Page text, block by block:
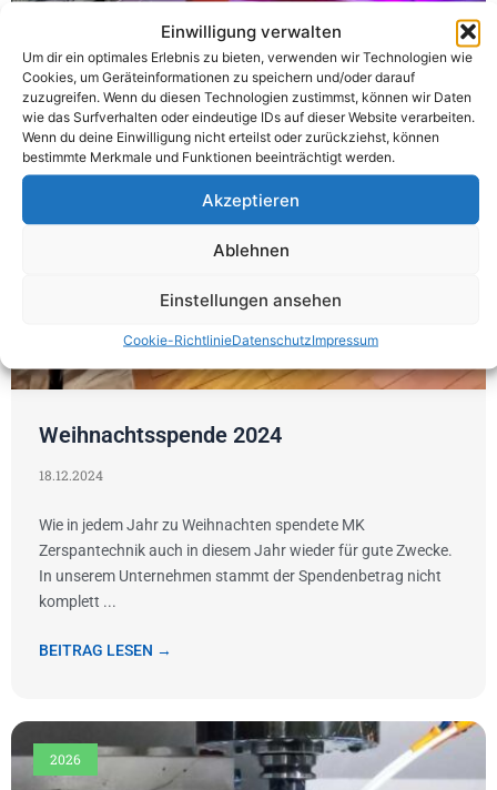
Einwilligung verwalten
Um dir ein optimales Erlebnis zu bieten, verwenden wir Technologien wie
Cookies, um Geräteinformationen zu speichern und/oder darauf
zuzugreifen. Wenn du diesen Technologien zustimmst, können wir Daten
wie das Surfverhalten oder eindeutige IDs auf dieser Website verarbeiten.
Wenn du deine Einwilligung nicht erteilst oder zurückziehst, können
bestimmte Merkmale und Funktionen beeinträchtigt werden.
Akzeptieren
Ablehnen
Einstellungen ansehen
Cookie-RichtlinieDatenschutzImpressum
Weihnachtsspende 2024
18.12.2024
Wie in jedem Jahr zu Weihnachten spendete MK
Zerspantechnik auch in diesem Jahr wieder für gute Zwecke.
In unserem Unternehmen stammt der Spendenbetrag nicht
komplett ...
BEITRAG LESEN →
2026